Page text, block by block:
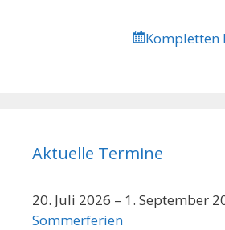
Kompletten
Aktuelle Termine
20. Juli 2026 – 1. September
Sommerferien